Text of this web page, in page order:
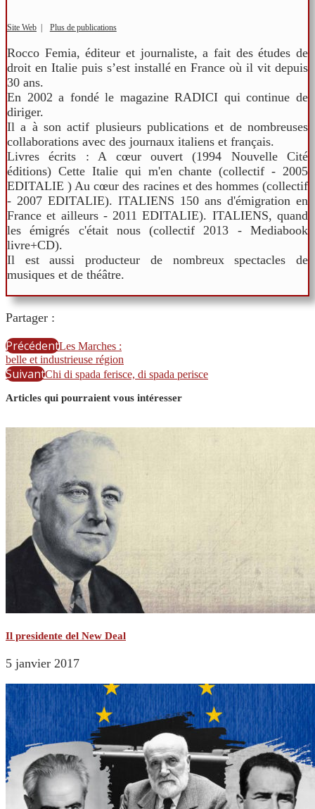
Site Web Plus de publications
Rocco Femia, éditeur et journaliste, a fait des études de
droit en Italie puis s’est installé en France où il vit depuis
30 ans.
En 2002 a fondé le magazine RADICI qui continue de
diriger.
Il a à son actif plusieurs publications et de nombreuses
collaborations avec des journaux italiens et français.
Livres écrits : A cœur ouvert (1994 Nouvelle Cité
éditions) Cette Italie qui m'en chante (collectif - 2005
EDITALIE ) Au cœur des racines et des hommes (collectif
- 2007 EDITALIE). ITALIENS 150 ans d'émigration en
France et ailleurs - 2011 EDITALIE). ITALIENS, quand
les émigrés c'était nous (collectif 2013 - Mediabook
livre+CD).
Il est aussi producteur de nombreux spectacles de
musiques et de théâtre.
Partager :
PrécédentLes Marches :
belle et industrieuse région
SuivantChi di spada ferisce, di spada perisce
Articles qui pourraient vous intéresser
Il presidente del New Deal
5 janvier 2017